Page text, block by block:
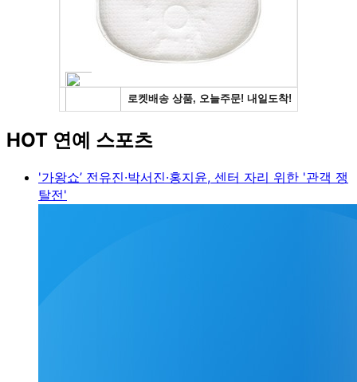
HOT 연예 스포츠
'가왕쇼’ 전유진·박서진·홍지윤, 센터 자리 위한 '관객 쟁
탈전'